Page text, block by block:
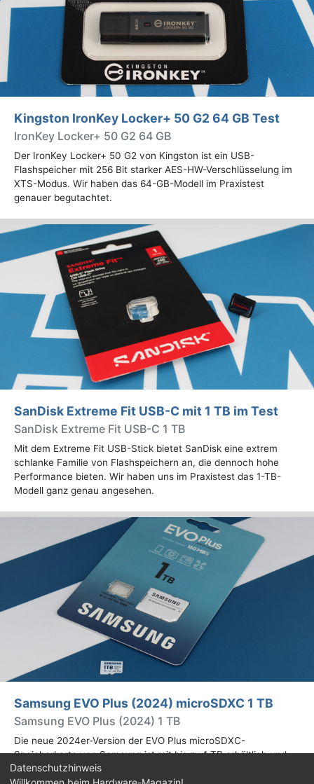
Kingston IronKey Locker+ 50 G2 64 GB Test
IronKey Locker+ 50 G2 64 GB
Der IronKey Locker+ 50 G2 von Kingston ist ein USB-
Flashspeicher mit 256 Bit starker AES-HW-Verschlüsselung im
XTS-Modus. Wir haben das 64-GB-Modell im Praxistest
genauer begutachtet.
SanDisk Extreme Fit USB-C mit 1 TB im Test
SanDisk Extreme Fit USB-C 1 TB
Mit dem Extreme Fit USB-Stick bietet SanDisk eine extrem
schlanke Familie von Flashspeichern an, die dennoch hohe
Performance bieten. Wir haben uns im Praxistest das 1-TB-
Modell ganz genau angesehen.
Samsung EVO Plus (2024) microSDXC 1 TB
Samsung EVO Plus (2024) 1 TB
Die neue 2024er-Version der EVO Plus microSDXC-
Speicherkarte von Samsung ist mit bis zu 1 TB erhältlich und
bietet 160 MB/s lesend, statt 130 MB/s wie beim Vorgänger aus
Datenschutzhinweis